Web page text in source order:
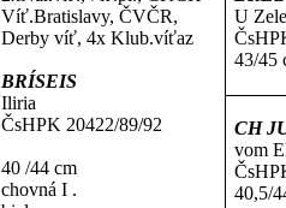
Víť.Bratislavy, ČVČR,
Derby víť, 4x Klub.víťaz
BRÍSEIS
Iliria
ČsHPK 20422/89/92
40 /44 cm
chovná I .
U
43/45
CH
vom
40,5/